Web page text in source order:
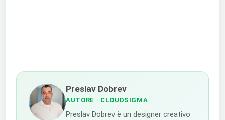
Preslav Dobrev
AUTORE · CLOUDSIGMA
Preslav Dobrev è un designer creativo